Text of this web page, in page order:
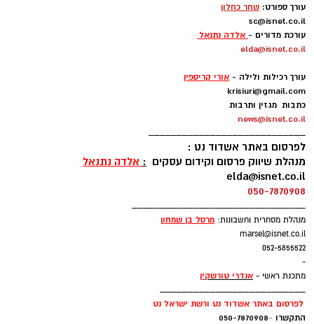
עורך ספורט: שחר כחלון
sc@isnet.co.il
עורכת מדורים - אלדה נתנאל
elda@isnet.co.il
עורך רכילות ולילה - אורי קריספין
krisiuri@gmail.com
כתבות מגזין ותרבות
news@isnet.co.il
____________________________
לפרסום באתר אשדוד נט :
מנהלת שיווק פרסום וקידום עסקים : אלדה נתנאל
elda@isnet.co.il
050-7870908
_______________________________
מנהלת מסחרית וחשבונות: מרסל בן שמחון
marsel@isnet.co.il
052-5855522
-
מתכנת ראשי - אנדרי טורשקין
__________________________
לפרסום באתר אשדוד נט ורשת ישראל נט
התקשרו -
050-7870908